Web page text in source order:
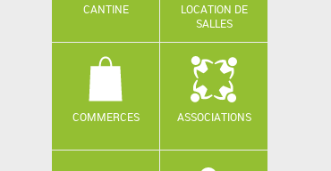
CANTINE
LOCATION DE
SALLES
COMMERCES ASSOCIATIONS